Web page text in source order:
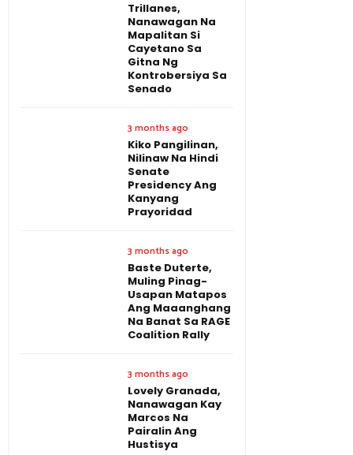
Trillanes,
Nanawagan Na
Mapalitan Si
Cayetano Sa
Gitna Ng
Kontrobersiya Sa
Senado
3 months ago
Kiko Pangilinan,
Nilinaw Na Hindi
Senate
Presidency Ang
Kanyang
Prayoridad
3 months ago
Baste Duterte,
Muling Pinag-
Usapan Matapos
Ang Maaanghang
Na Banat Sa RAGE
Coalition Rally
3 months ago
Lovely Granada,
Nanawagan Kay
Marcos Na
Pairalin Ang
Hustisya